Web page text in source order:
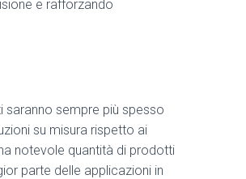
e rafforzando
saranno sempre più spesso
su misura rispetto ai
notevole quantità di prodotti
parte delle applicazioni in